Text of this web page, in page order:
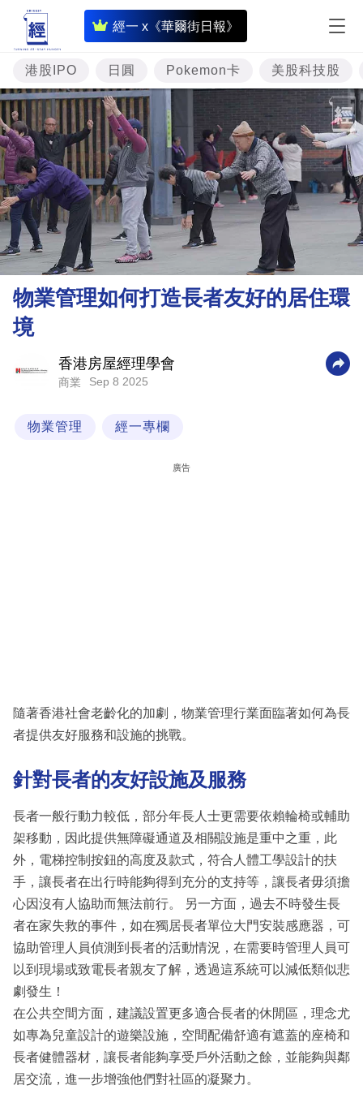
經一 x《華爾街日報》
即
時
財
經
專
題
投
資
樓
市
理
財
業
科
區
港股IPO 日圓 Pokemon卡 美股科技股
物業管理如何打造長者友好的居住環
境
香港房屋經理學會
商業 Sep 8 2025
物業管理 經一專欄
廣告
隨著香港社會老齡化的加劇，物業管理行業面臨著如何為長
者提供友好服務和設施的挑戰。
針對長者的友好設施及服務
長者一般行動力較低，部分年長人士更需要依賴輪椅或輔助
架移動，因此提供無障礙通道及相關設施是重中之重，此
外，電梯控制按鈕的高度及款式，符合人體工學設計的扶
手，讓長者在出行時能夠得到充分的支持等，讓長者毋須擔
心因沒有人協助而無法前行。 另一方面，過去不時發生長
者在家失救的事件，如在獨居長者單位大門安裝感應器，可
協助管理人員偵測到長者的活動情況，在需要時管理人員可
以到現場或致電長者親友了解，透過這系統可以減低類似悲
劇發生！
在公共空間方面，建議設置更多適合長者的休閒區，理念尤
如專為兒童設計的遊樂設施，空間配備舒適有遮蓋的座椅和
長者健體器材，讓長者能夠享受戶外活動之餘，並能夠與鄰
居交流，進一步增強他們對社區的凝聚力。